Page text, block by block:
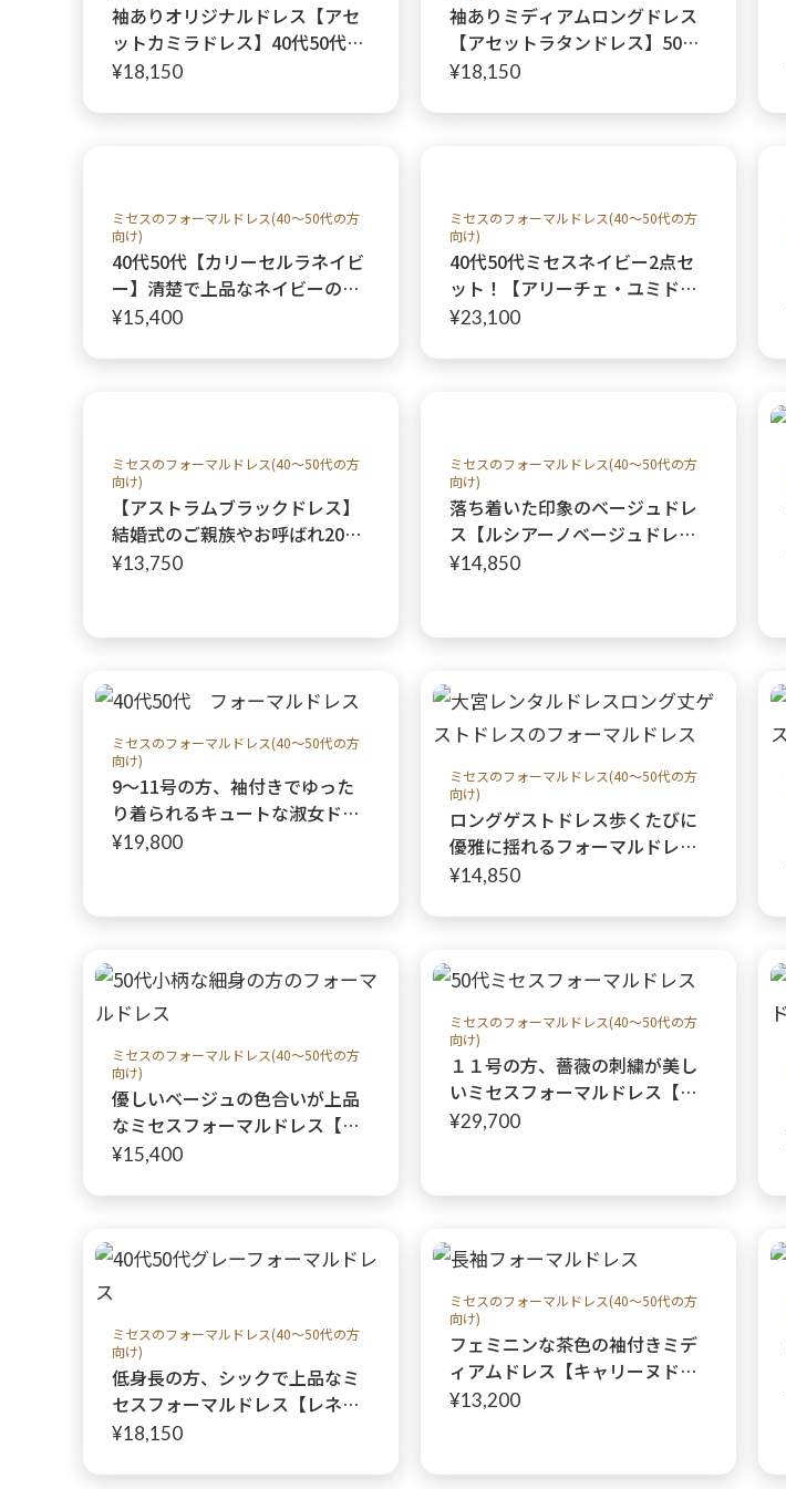
袖ありオリジナルドレス【アセ
ットカミラドレス】40代50代60
代ミセス、叔母様、親族様にお
¥18,150
袖ありミディアムロングドレス
【アセットラタンドレス】50代
ミセス、親族様におすすめ
¥18,150
ミセスのフォーマルドレス(40～50代の方
向け)
40代50代【カリーセルラネイビ
ー】清楚で上品なネイビーの袖
付きワンピースドレス、叔母
¥15,400
ミセスのフォーマルドレス(40～50代の方
向け)
40代50代ミセスネイビー2点セ
ット！【アリーチェ・ユミドレ
ス＋グレーベリカボレロジャケ
¥23,100
ミセスのフォーマルドレス(40～50代の方
向け)
【アストラムブラックドレス】
結婚式のご親族やお呼ばれ20代
−50代の方にお勧めミモレ丈ド
¥13,750
ミセスのフォーマルドレス(40～50代の方
向け)
落ち着いた印象のベージュドレ
ス【ルシアーノベージュドレ
ス】程よいボリュームの袖が動
ィーに
¥14,850
ミセスのフォーマルドレス(40～50代の方
向け)
9〜11号の方、袖付きでゆった
り着られるキュートな淑女ドレ
ス【マルティーナレディドレ
¥19,800
ミセスのフォーマルドレス(40～50代の方
向け)
ロングゲストドレス歩くたびに
優雅に揺れるフォーマルドレス
【アレフレールドレス】40代50
♩
¥14,850
ミセスのフォーマルドレス(40～50代の方
向け)
優しいベージュの色合いが上品
なミセスフォーマルドレス【ア
ベルテロココドレス+ロベルタ
婚式や船上パーティーに♩小柄
¥15,400
ミセスのフォーマルドレス(40～50代の方
向け)
１１号の方、薔薇の刺繍が美し
いミセスフォーマルドレス【ル
シードルブラックドレス+キリ
ィーに♩
¥29,700
ミセスのフォーマルドレス(40～50代の方
向け)
低身長の方、シックで上品なミ
セスフォーマルドレス【レネグ
レージュ】40代50代親族の結婚
ティーに♩
¥18,150
ミセスのフォーマルドレス(40～50代の方
向け)
フェミニンな茶色の袖付きミデ
ィアムドレス【キャリーヌドレ
ス】親族結婚式や船上パーティ
¥13,200